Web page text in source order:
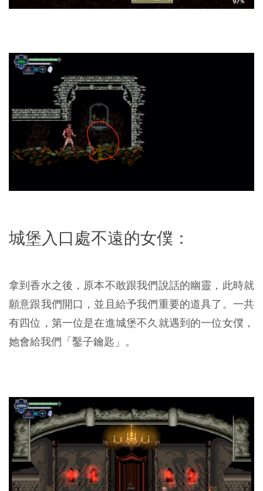
城堡入口處不遠的女僕：
拿到香水之後，原本不敢跟我們說話的幽靈，此時就
願意跟我們開口，並且給予我們重要的道具了。一共
有四位，第一位是在進城堡不久就遇到的一位女僕，
她會給我們「鑿子鑰匙」。